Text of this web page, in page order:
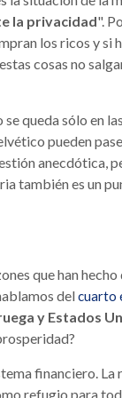
la privacidad".
los ricos y si
cosas no
queda sólo en
pueden
anecdótica,
también es un
que han
delcuarto
y Estados
financiero. La
refugio para